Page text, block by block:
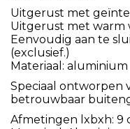
Uitgerust met
Uitgerust met warm
Eenvoudig aan te
(exclusief.)
Materiaal: aluminium
Speciaal ontworpen
betrouwbaar
Afmetingen lxbxh: 9